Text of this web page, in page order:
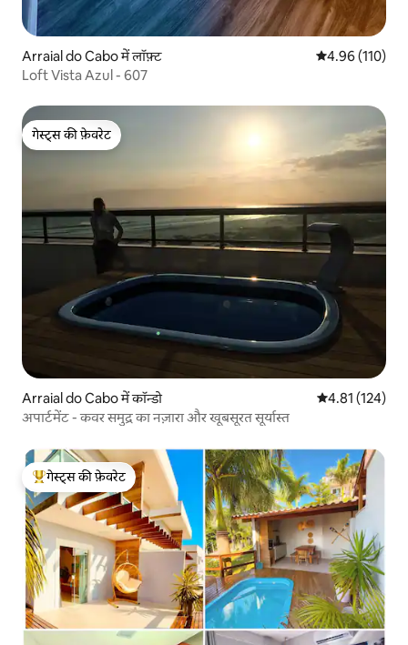
Arraial do Cabo में लॉफ़्ट औसत रेटिंग 5 में से
4.96 (110)
Loft Vista Azul - 607
गेस्ट्स की फ़ेवरेट
गेस्ट्स की फ़ेवरेट
Arraial do Cabo में कॉन्डो औसत रेटिंग 5 में से
4.81 (124)
अपार्टमेंट - कवर समुद्र का नज़ारा और खूबसूरत सूर्यास्त
गेस्ट्स का टॉप फ़ेवरेट
गेस्ट्स की फ़ेवरेट